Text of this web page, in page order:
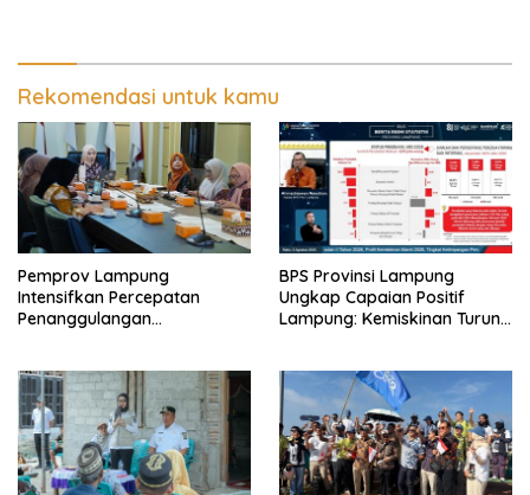
Rekomendasi untuk kamu
Pemprov Lampung
Intensifkan Percepatan
Penanggulangan
BPS Provinsi Lampung
Ungkap Capaian Positif
Lampung: Kemiskinan Turun,